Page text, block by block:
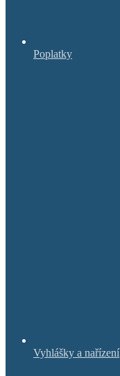
Poplatky
Vyhlášky a nařízení